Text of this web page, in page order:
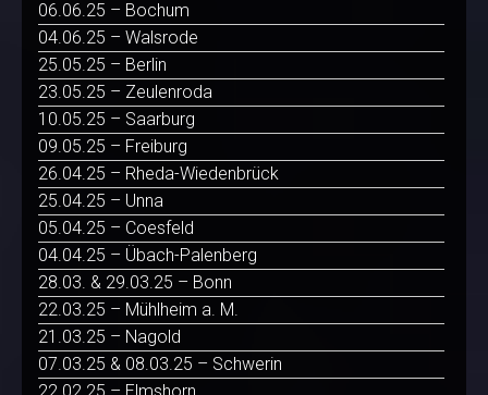
06.06.25 – Bochum
04.06.25 – Walsrode
25.05.25 – Berlin
23.05.25 – Zeulenroda
10.05.25 – Saarburg
09.05.25 – Freiburg
26.04.25 – Rheda-Wiedenbrück
25.04.25 – Unna
05.04.25 – Coesfeld
04.04.25 – Übach-Palenberg
28.03. & 29.03.25 – Bonn
22.03.25 – Mühlheim a. M.
21.03.25 – Nagold
07.03.25 & 08.03.25 – Schwerin